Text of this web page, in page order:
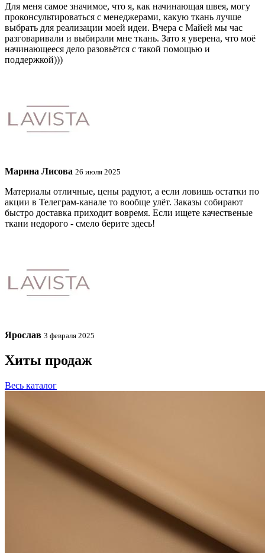
Для меня самое значимое, что я, как начинающая швея, могу
проконсультироваться с менеджерами, какую ткань лучше
выбрать для реализации моей идеи. Вчера с Майей мы час
разговаривали и выбирали мне ткань. Зато я уверена, что моё
начинающееся дело разовьётся с такой помощью и
поддержкой)))
Марина Лисова 26 июля 2025
Материалы отличные, цены радуют, а если ловишь остатки по
акции в Телеграм-канале то вообще улёт. Заказы собирают
быстро доставка приходит вовремя. Если ищете качественые
ткани недорого - смело берите здесь!
Ярослав 3 февраля 2025
Хиты продаж
Весь каталог